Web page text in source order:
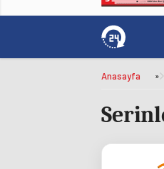
Anasayfa »